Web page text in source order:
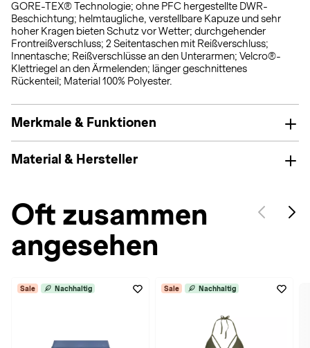
GORE-TEX® Technologie; ohne PFC hergestellte DWR-
Beschichtung; helmtaugliche, verstellbare Kapuze und sehr
hoher Kragen bieten Schutz vor Wetter; durchgehender
Frontreißverschluss; 2 Seitentaschen mit Reißverschluss;
Innentasche; Reißverschlüsse an den Unterarmen; Velcro®-
Klettriegel an den Ärmelenden; länger geschnittenes
Rückenteil; Material 100% Polyester.
Merkmale & Funktionen
Material & Hersteller
Oft zusammen
angesehen
Sale Nachhaltig Sale Nachhaltig